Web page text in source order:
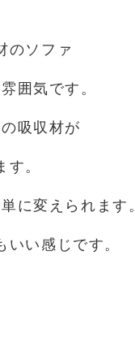
のソファ
囲気です。
吸収材が
。
に変えられます。
い感じです。